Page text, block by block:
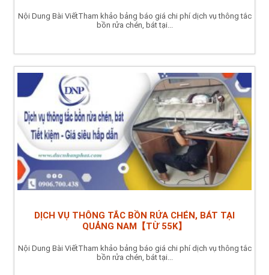
Nội Dung Bài ViếtTham khảo bảng báo giá chi phí dịch vụ thông tắc
bồn rửa chén, bát tại...
DỊCH VỤ THÔNG TẮC BỒN RỬA CHÉN, BÁT TẠI
QUẢNG NAM【TỪ 55K】
Nội Dung Bài ViếtTham khảo bảng báo giá chi phí dịch vụ thông tắc
bồn rửa chén, bát tại...